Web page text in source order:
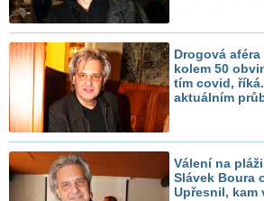
Drogová
kolem 50
tím covid,
aktuálním
Válení na
Slávek Boura
Upřesnil, kam